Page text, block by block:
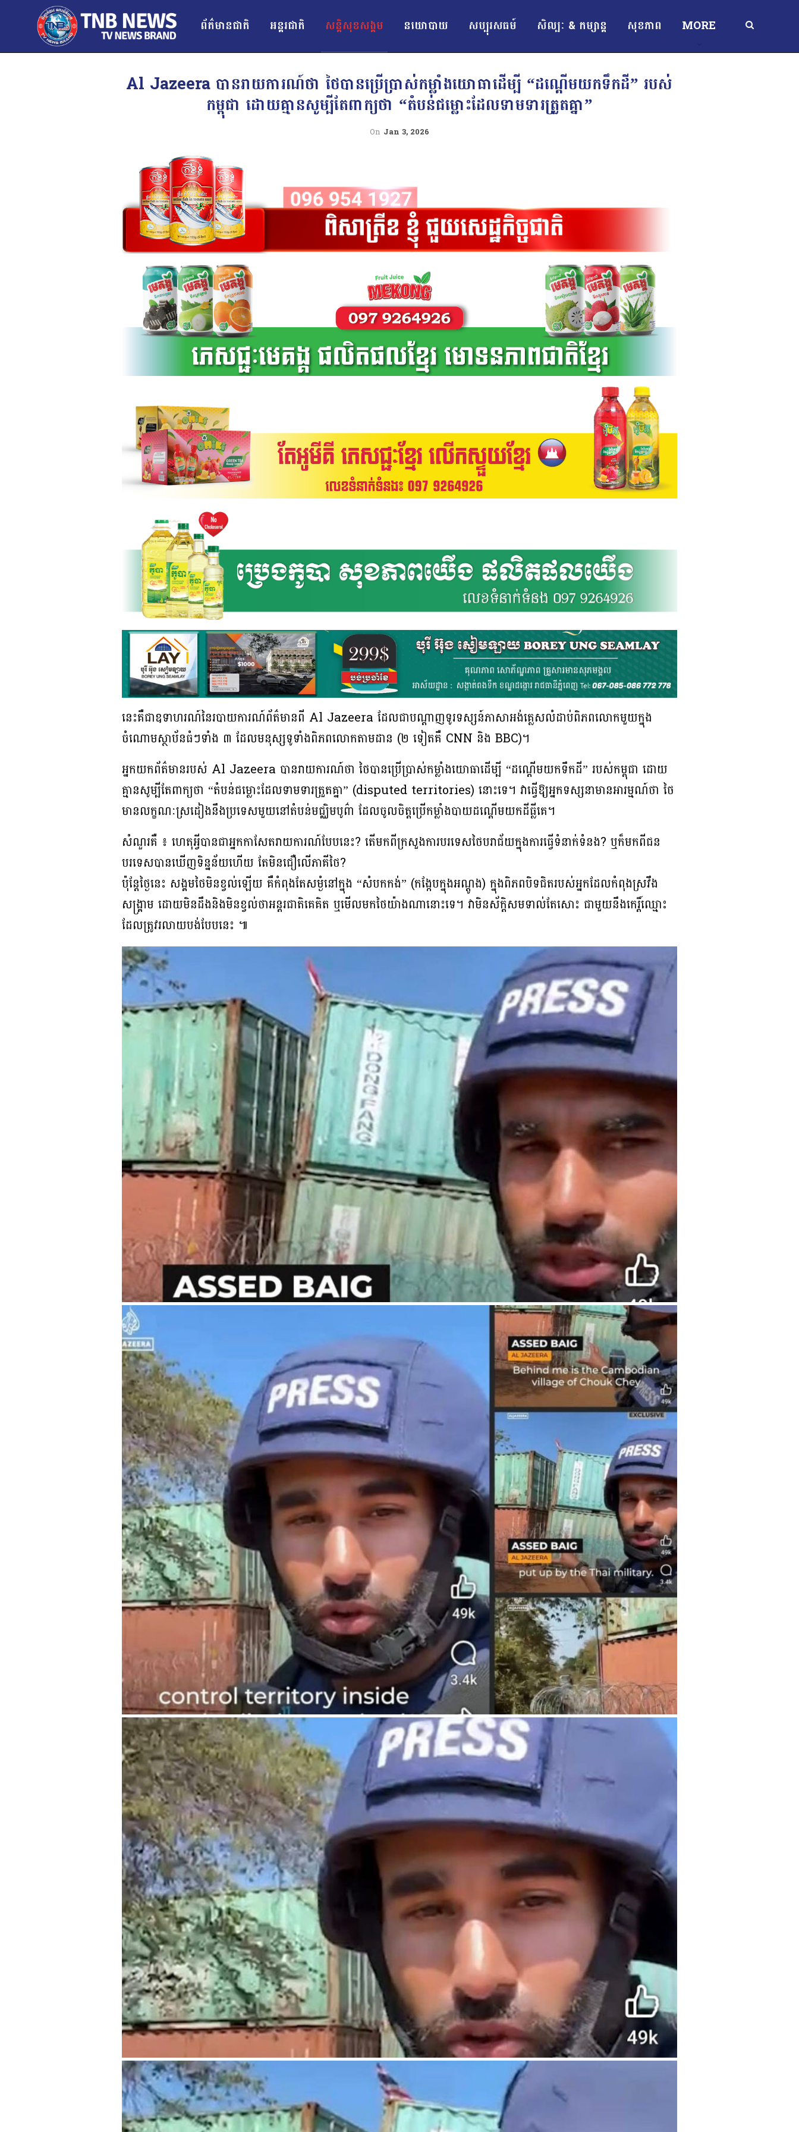
ព័ត៌មានជាតិ អន្ដរជាតិ សន្តិសុខសង្គម នយោបាយ សប្បុរសធម៍ សិល្បៈ & កម្សាន្ត សុខភាព MORE
Al Jazeera បានរាយការណ៍ថា ថៃបានប្រើប្រាស់កម្លាំងយោធាដើម្បី “ដណ្តើមយកទឹកដី” របស់
កម្ពុជា ដោយគ្មានសូម្បីតែពាក្យថា “តំបន់ជម្លោះដែលទាមទារត្រួតគ្នា”
On Jan 3, 2026
នេះគឺជាឧទាហរណ៍នៃរបាយការណ៍ព័ត៌មានពី Al Jazeera ដែលជាបណ្តាញទូរទស្សន៍ភាសាអង់គ្លេសលំដាប់ពិភពលោកមួយក្នុង
ចំណោមស្ថាប័នធំៗទាំង ៣ ដែលមនុស្សទូទាំងពិភពលោកតាមដាន (២ ទៀតគឺ CNN និង BBC)។
អ្នកយកព័ត៌មានរបស់ Al Jazeera បានរាយការណ៍ថា ថៃបានប្រើប្រាស់កម្លាំងយោធាដើម្បី “ដណ្តើមយកទឹកដី” របស់កម្ពុជា ដោយ
គ្មានសូម្បីតែពាក្យថា “តំបន់ជម្លោះដែលទាមទារត្រួតគ្នា” (disputed territories) នោះទេ។ វាធ្វើឱ្យអ្នកទស្សនាមានអារម្មណ៍ថា ថៃ
មានលក្ខណៈស្រដៀងនឹងប្រទេសមួយនៅតំបន់មជ្ឈិមបូព៌ា ដែលចូលចិត្តប្រើកម្លាំងបាយដណ្តើមយកដីធ្លីគេ។
សំណួរគឺ ៖ ហេតុអ្វីបានជាអ្នកកាសែតរាយការណ៍បែបនេះ? តើមកពីក្រសួងការបរទេសថៃបរាជ័យក្នុងការធ្វើទំនាក់ទំនង? ឬក៏មកពីជន
បរទេសបានឃើញទិន្នន័យហើយ តែមិនជឿលើភាគីថៃ?
ប៉ុន្តែថ្ងៃនេះ សង្គមថៃមិនខ្វល់ឡើយ គឺកំពុងតែសម្ងំនៅក្នុង “សំបកកង់” (កង្កែបក្នុងអណ្តូង) ក្នុងពិភពបិទជិតរបស់អ្នកដែលកំពុងស្រវឹង
សង្គ្រាម ដោយមិនដឹងនិងមិនខ្វល់ថាអន្តរជាតិគេគិត ឬមើលមកថៃយ៉ាងណានោះទេ។ វាមិនស័ក្តិសមទាល់តែសោះ ជាមួយនឹងកេរ្តិ៍ឈ្មោះ
ដែលត្រូវរលាយបង់បែបនេះ ៕